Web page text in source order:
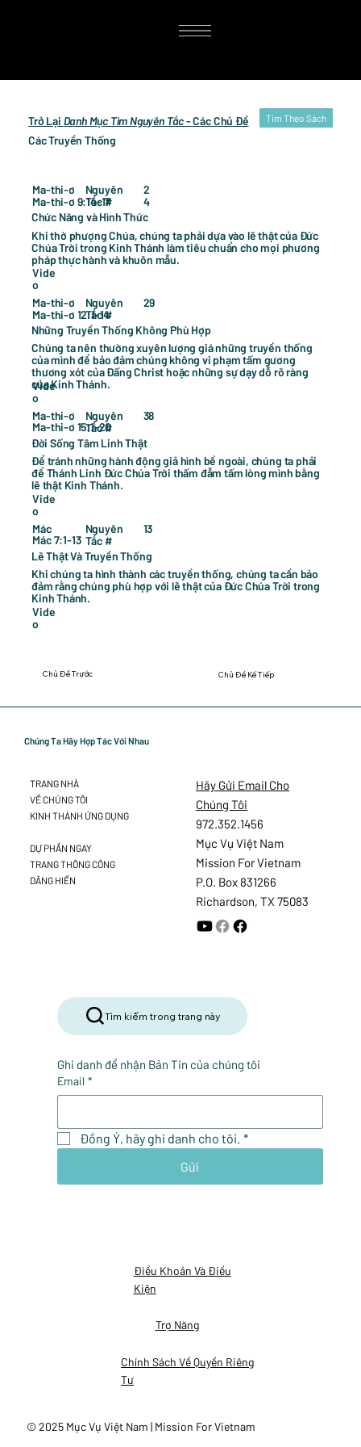
Chủ Đề Trước Chủ Đề Kế Tiếp
Tim Theo Sách
Trở Lại Danh Mục Tìm Nguyên Tắc- Các Chủ Đề
Các Truyền Thống
Ma-thi-ơ
Chức Năng và Hình Thức
Ma-thi-ơ 9:14-17
Nguyên
Tắc #
2
4
Khi thờ phượng Chúa, chúng ta phải dựa vào lẽ thật của Đức
Chúa Trời trong Kinh Thánh làm tiêu chuẩn cho mọi phương
pháp thực hành và khuôn mẫu.
Vide
o
Ma-thi-ơ
Những Truyền Thống Không Phù Hợp
Ma-thi-ơ 12:1-14
Nguyên
Tắc #
29
Chúng ta nên thường xuyên lượng giá những truyền thống
của mình để bảo đảm chúng không vi phạm tấm gương
thương xót của Đấng Christ hoặc những sự dạy dỗ rõ ràng
của Kinh Thánh.
Vide
o
Ma-thi-ơ
Đời Sống Tâm Linh Thật
Ma-thi-ơ 15:1-20
Nguyên
Tắc #
38
Để tránh những hành động giả hình bề ngoài, chúng ta phải
để Thánh Linh Đức Chúa Trời thấm đẫm tấm lòng mình bằng
lẽ thật Kinh Thánh.
Vide
o
Mác
Lẽ Thật Và Truyền Thống
Mác 7:1-13
Nguyên
Tắc #
13
Khi chúng ta hình thành các truyền thống, chúng ta cần bảo
đảm rằng chúng phù hợp với lẽ thật của Đức Chúa Trời trong
Kinh Thánh.
Vide
o
Chúng Ta Hãy Hợp Tác Với Nhau
Điều Khoản Và Điều
Kiện
Trợ Năng
Chính Sách Về Quyền Riêng
Tư
© 2025 Mục Vụ Việt Nam | Mission For Vietnam
Tìm kiếm trong trang này
Ghi danh để nhận Bản Tin của chúng tôi
Email *
Đồng Ý, hãy ghi danh cho tôi. *
Gửi
Hãy Gửi Email Cho
Chúng Tôi
972.352.1456
Mục Vụ Việt Nam
Mission For Vietnam
P.O. Box 831266
Richardson, TX 75083
TRANG NHÀ
VỀ CHÚNG TÔI
KINH THÁNH ỨNG DỤNG
DỰ PHẦN NGAY
TRANG THÔNG CÔNG
DÂNG HIẾN